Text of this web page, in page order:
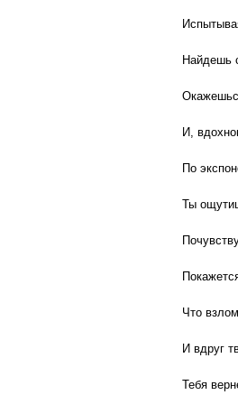
Найдешь
И,
По
Ты
Что
И вдруг
Тебя